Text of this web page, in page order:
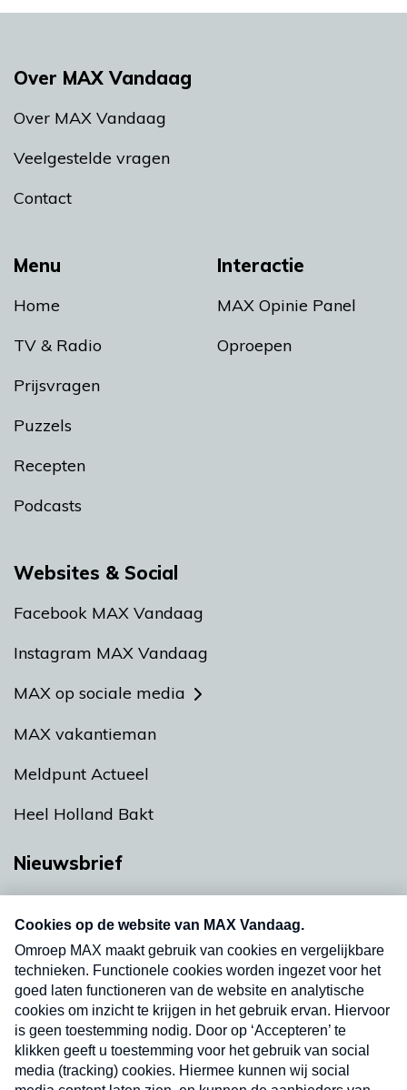
Menu
Home
TV & Radio
Prijsvragen
Puzzels
Recepten
Podcasts
Interactie
MAX Opinie Panel
Oproepen
Over MAX Vandaag
Over MAX Vandaag
Veelgestelde vragen
Contact
Websites & Social
Facebook MAX Vandaag
Instagram MAX Vandaag
MAX op sociale media
MAX vakantieman
Meldpunt Actueel
Heel Holland Bakt
Nieuwsbrief
nieuwsbrief. Elke vrijdag- en dinsdagochtend in
uw mailbox.
Verzend